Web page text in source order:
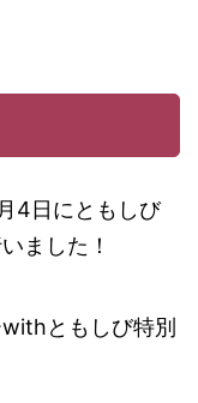
4日にともしび
ました！
withともしび特別